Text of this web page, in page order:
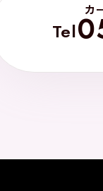
カ
Tel